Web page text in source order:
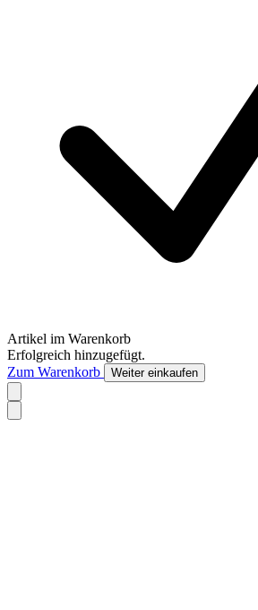
Artikel im Warenkorb
Erfolgreich hinzugefügt.
Zum Warenkorb
Weiter einkaufen